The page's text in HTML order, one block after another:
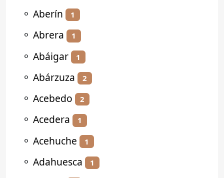
⚬ Aberín 1
⚬ Abrera 1
⚬ Abáigar 1
⚬ Abárzuza 2
⚬ Acebedo 2
⚬ Acedera 1
⚬ Acehuche 1
⚬ Adahuesca 1